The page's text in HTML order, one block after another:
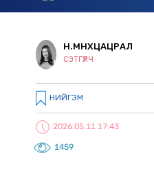
Н.МӨНХЦАЦРАЛ
СЭТГҮҮЛЧ
НИЙГЭМ
2026.05.11 17:43
1459